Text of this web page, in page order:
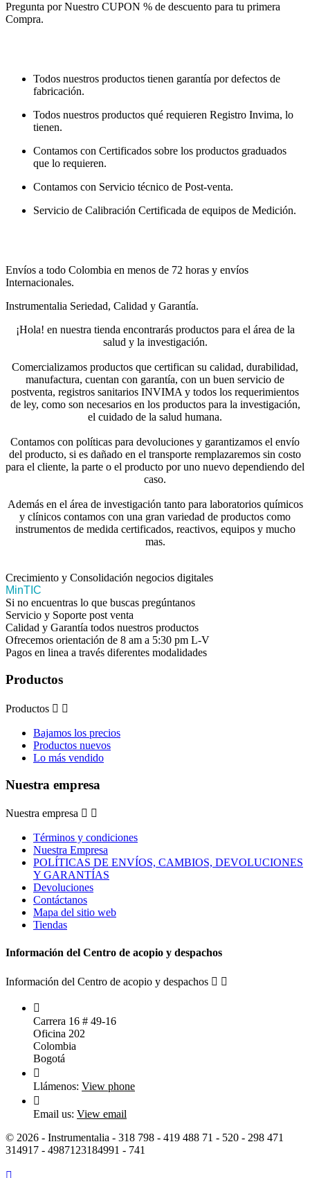
Pregunta por Nuestro CUPON % de descuento para tu primera
Compra.
Todos nuestros productos tienen garantía por defectos de
fabricación.
Todos nuestros productos qué requieren Registro Invima, lo
tienen.
Contamos con Certificados sobre los productos graduados
que lo requieren.
Contamos con Servicio técnico de Post-venta.
Servicio de Calibración Certificada de equipos de Medición.
Envíos a todo Colombia en menos de 72 horas y envíos
Internacionales.
Instrumentalia Seriedad, Calidad y Garantía.
¡Hola! en nuestra tienda encontrarás productos para el área de la
salud y la investigación.
Comercializamos productos que certifican su calidad, durabilidad,
manufactura, cuentan con garantía, con un buen servicio de
postventa, registros sanitarios INVIMA y todos los requerimientos
de ley, como son necesarios en los productos para la investigación,
el cuidado de la salud humana.
Contamos con políticas para devoluciones y garantizamos el envío
del producto, si es dañado en el transporte remplazaremos sin costo
para el cliente, la parte o el producto por uno nuevo dependiendo del
caso.
Además en el área de investigación tanto para laboratorios químicos
y clínicos contamos con una gran variedad de productos como
instrumentos de medida certificados, reactivos, equipos y mucho
mas.
Crecimiento y Consolidación negocios digitales
MinTIC
Si no encuentras lo que buscas pregúntanos
Servicio y Soporte post venta
Calidad y Garantía todos nuestros productos
Ofrecemos orientación de 8 am a 5:30 pm L-V
Pagos en linea a través diferentes modalidades
Productos
Productos  
Bajamos los precios
Productos nuevos
Lo más vendido
Nuestra empresa
Nuestra empresa  
Términos y condiciones
Nuestra Empresa
POLÍTICAS DE ENVÍOS, CAMBIOS, DEVOLUCIONES
Y GARANTÍAS
Devoluciones
Contáctanos
Mapa del sitio web
Tiendas
Información del Centro de acopio y despachos
Información del Centro de acopio y despachos  

Carrera 16 # 49-16
Oficina 202
Colombia
Bogotá

Llámenos: View phone

Email us: View email
© 2026 - Instrumentalia - 318 798 - 419 488 71​ - 520 - 298 471
314917 - 4987123184991 - 741
